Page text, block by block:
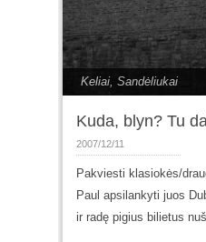
Keliai, Sandėliukai
Kuda, blyn? Tu
2007/12/11
Pakviesti klasiokės/
Paul apsilankyti juos
ir radę pigius bilietus